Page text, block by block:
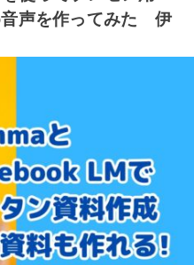
音声を作ってみた 伊